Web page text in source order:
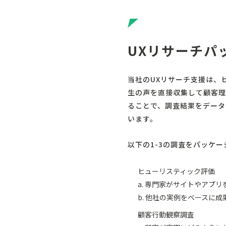
UXリサーチパ
当社のUXリサーチ支援は、
生の声を直接収集して顧客
ることで、調査結果をデー
います。
以下の1-3の調査をパッケ
ヒューリスティック評価
a. 専門家がサイトやアプ
b. 他社の実例をベースに
顧客行動観察調査